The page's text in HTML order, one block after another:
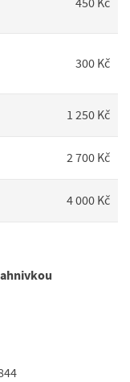
300 Kč
1 250 Kč
2 700 Kč
4 000 Kč